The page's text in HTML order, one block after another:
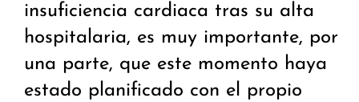
insuficiencia cardiaca tras su alta
hospitalaria, es muy importante, por
una parte, que este momento haya
estado planificado con el propio